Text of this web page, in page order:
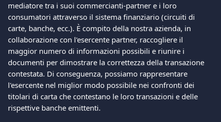
mediatore tra i suoi commercianti-partner e i loro
consumatori attraverso il sistema finanziario (circuiti di
carte, banche, ecc.). È compito della nostra azienda, in
collaborazione con l'esercente partner, raccogliere il
maggior numero di informazioni possibili e riunire i
documenti per dimostrare la correttezza della transazione
contestata. Di conseguenza, possiamo rappresentare
l'esercente nel miglior modo possibile nei confronti dei
titolari di carta che contestano le loro transazioni e delle
rispettive banche emittenti.